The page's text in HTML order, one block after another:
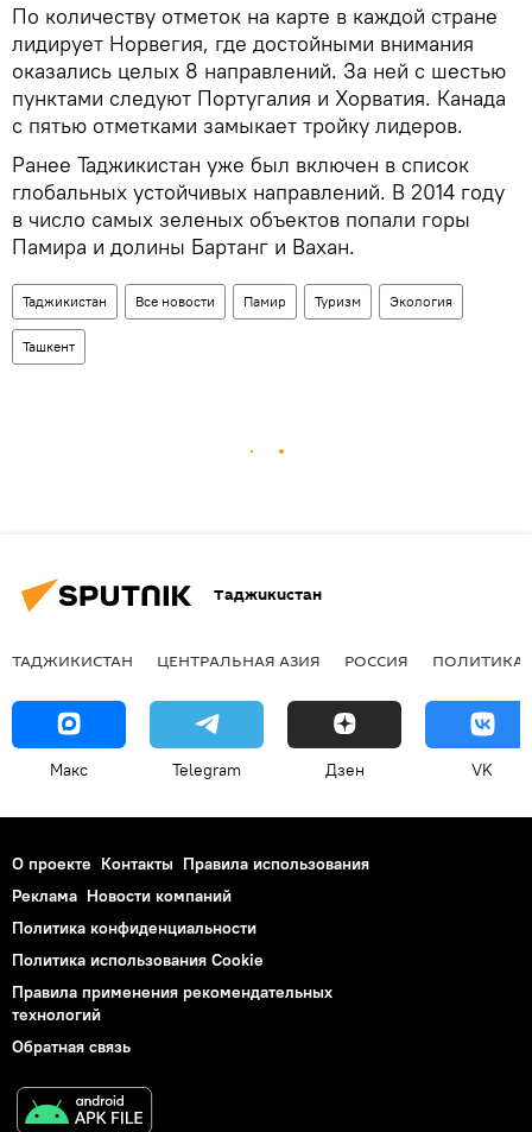
По количеству отметок на карте в каждой стране
лидирует Норвегия, где достойными внимания
оказались целых 8 направлений. За ней с шестью
пунктами следуют Португалия и Хорватия. Канада
с пятью отметками замыкает тройку лидеров.
Ранее Таджикистан уже был включен в список
глобальных устойчивых направлений. В 2014 году
в число самых зеленых объектов попали горы
Памира и долины Бартанг и Вахан.
Таджикистан Все новости Памир Туризм Экология
Ташкент
Таджикистан
ТАДЖИКИСТАН ЦЕНТРАЛЬНАЯ АЗИЯ РОССИЯ ПОЛИТИКА
Макс Telegram Дзен VK
О проекте Контакты Правила использования
Реклама Новости компаний
Политика конфиденциальности
Политика использования Cookie
Правила применения рекомендательных
технологий
Обратная связь